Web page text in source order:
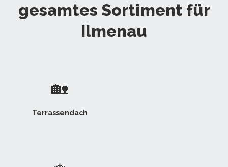
gesamtes Sortiment für
Ilmenau
🏡
Terrassendach